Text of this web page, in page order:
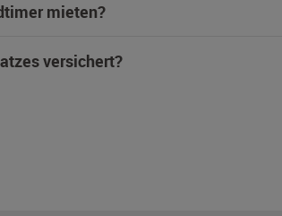
mieten?
versichert?